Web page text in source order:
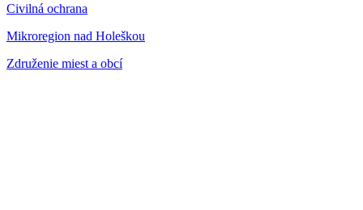
Civilná ochrana
Mikroregion nad Holeškou
Združenie miest a obcí